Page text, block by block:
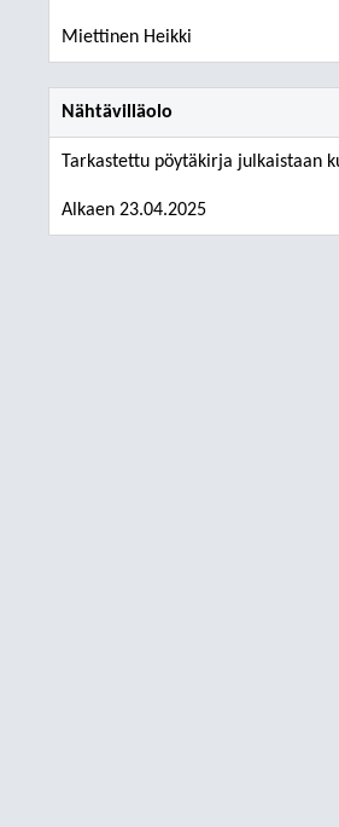
Miettinen Heikki
Nähtävilläolo
Tarkastettu pöytäkirja julkaistaan
Alkaen 23.04.2025